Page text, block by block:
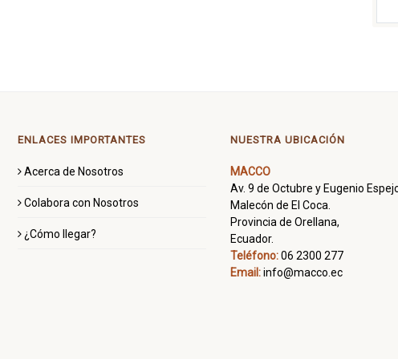
ENLACES IMPORTANTES
Acerca de Nosotros
Colabora con Nosotros
¿Cómo llegar?
NUESTRA UBICACIÓN
MACCO
Av. 9 de Octubre y Eugenio
Malecón de El Coca.
Provincia de Orellana,
Ecuador.
Teléfono:06 2300 277
Email:info@macco.ec